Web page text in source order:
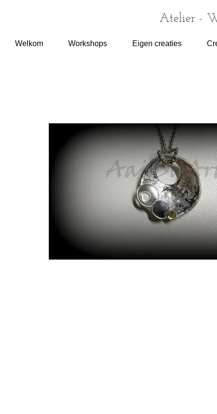
Atelier -
Welkom Workshops Eigen creaties